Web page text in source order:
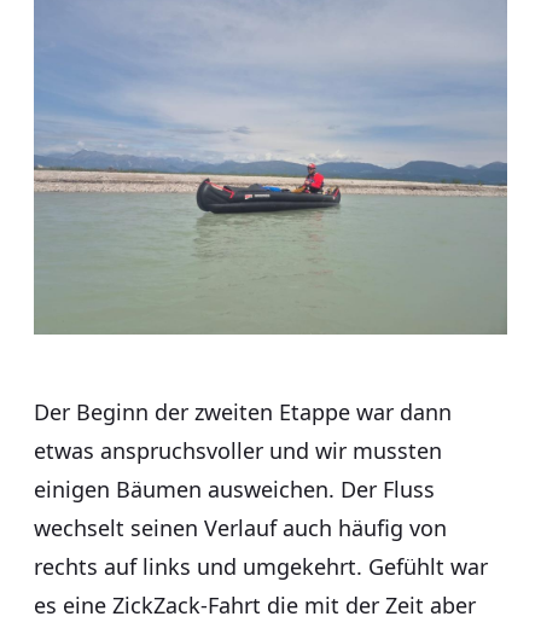
Der Beginn der zweiten Etappe war dann
etwas anspruchsvoller und wir mussten
einigen Bäumen ausweichen. Der Fluss
wechselt seinen Verlauf auch häufig von
rechts auf links und umgekehrt. Gefühlt war
es eine ZickZack-Fahrt die mit der Zeit aber